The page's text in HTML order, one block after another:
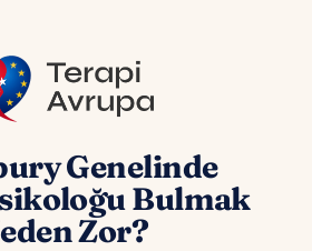
Genelinde
Bulmak
Zor?